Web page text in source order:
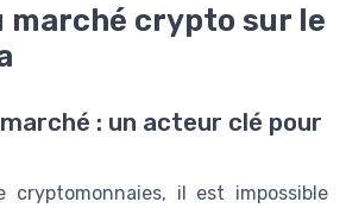
marché crypto sur le
: un acteur clé pour
cryptomonnaies, il est impossible